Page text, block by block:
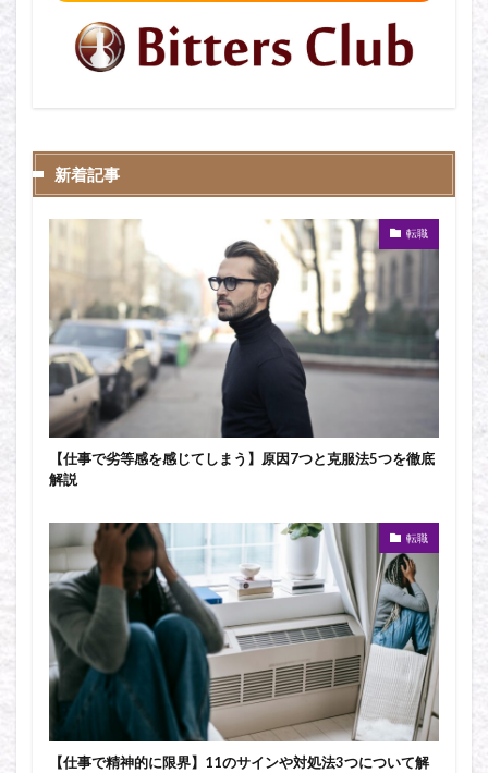
新着記事
転職
【仕事で劣等感を感じてしまう】原因7つと克服法5つを徹底
解説
転職
【仕事で精神的に限界】11のサインや対処法3つについて解